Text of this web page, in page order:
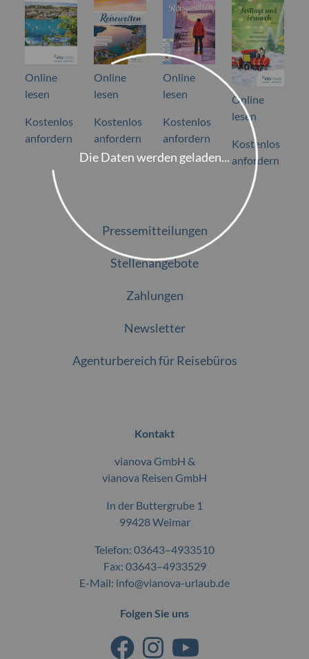
Die Daten werden geladen...
Online
lesen
Kostenlos
anfordern
Online
lesen
Kostenlos
anfordern
Online
lesen
Kostenlos
anfordern
Online
lesen
Kostenlos
anfordern
Pressemitteilungen
Stellenangebote
Zahlungen
Newsletter
Agenturbereich für Reisebüros
Kontakt
vianova GmbH &
vianova Reisen GmbH
In der Buttergrube 1
99428 Weimar
Telefon: 03643–4933510
Fax: 03643–4933529
E-Mail: info@vianova-urlaub.de
Folgen Sie uns